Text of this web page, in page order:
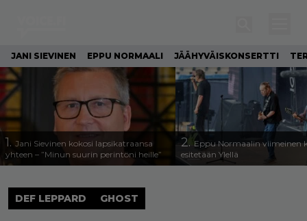
JANI SIEVINEN EPPU NORMAALI JÄÄHYVÄISKONSERTTI
1. Jani Sievinen kokosi lapsikatraansa
yhteen – ”Minun suurin perintöni heille”
2. Eppu Normaalin viimeinen
esitetään Ylellä
DEF LEPPARD GHOST